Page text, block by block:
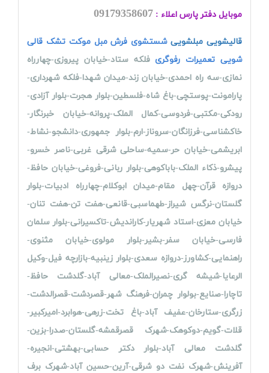
موبایل دفتر پارس اعلاء : 09179358607
قالیشویی مبلشویی شستشوی فرش مبل موکت تشک قالی
شویی تعمیرات رفوگری فلکه ستاد-خیابان پیروزی-چهارراه
نمازی-سه راه احمدی-خیابان زند-میدان شهدا-فلکه شهرداری-
پارامونت-پوستچی-باغ شاه-فلسطین-بلوار هجرت-بلوار آزادی-
رودکی-مکتبی-فردوسی-کمال الملک-پروانه-خیابان خبرنگار-
خاکشناسی-فرزانگان-سروناز-ارم-بلوار جمهوری-دانشجو-نشاط-
ابریشمی-خیابان حر-سمیه-ساحلی شرقی غربی-ناصر خسرو-
پیشرو-ذکاء الملک-باباکوهی-بلوار ربانی-فروغی-خیابان حافظ-
دروازه قرآن-چهل مقام-میدان ابوکلام-چهارراه ادبیات-بلوار
گلستان-نرگس شیراز-طهماسبی-قانعی-هفت تن-هفت تنان-
خیابان معزی-استاد شهریار-کاراندیش-تاکسیرانی-بلوار سلمان
فارسی-خیابان سفر-بشیر-بلوار مولوی-خیابان مثنوی-
راهنمایی-کشاورز-دروازه سعدی-بلوار زینبیه-بازارچه فیل-وکیل
الرعایا-شیشه گری-نصیرالملک-معالی آباد-گلدشت حافظ-
تاچارا-صنایع-بولوار چمران-فرهنگ شهر-قصردشت-قصرالدشت-
زرگری-ستارخان-عفیف آباد-باغ تخت-زرهی-هوابرد-امیرکبیر-
قلات-گویم-دوکوهک-شهرک قصرقمشه-گلستان-صدرا-بزین-
گلدشت معالی آباد-بلوار دکتر حسابی-بهشتی-انجیره-
آفرینش-شهرک نفت دو شرقی-آرین-حسین آباد-شهرک برف